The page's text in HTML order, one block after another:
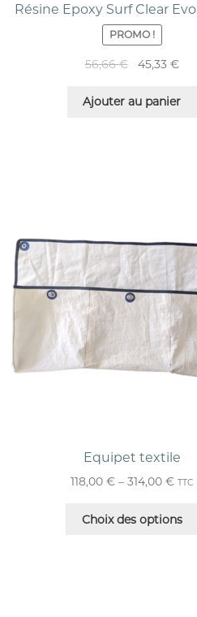
Résine Epoxy Surf Clear Evo
PROMO !
56,66€ 45,33€
Ajouter au panier
Equipet textile
118,00 €– 314,00 € TTC
Choix des options